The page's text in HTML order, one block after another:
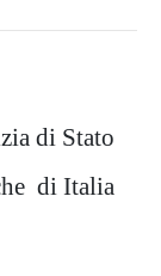
di Stato
di Italia